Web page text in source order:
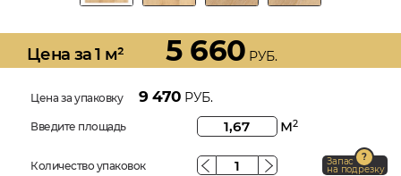
Цена за 1 м² 5 660 РУБ.
Цена за упаковку 9 470 РУБ.
Введите площадь м2
Количество упаковок Запас
на подрезку